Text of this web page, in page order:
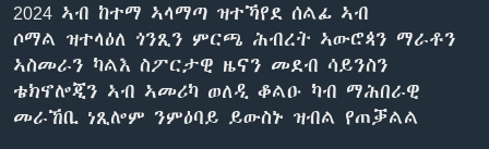
2024 ኣብ ከተማ ኣላማጣ ዝተኻየደ ሰልፊ ኣብ
ሶማል ዝተላዕለ ጎንጺን ምርጫ ሕብረት ኣውሮጳን ማራቶን
ኣስመራን ካልእ ስፖርታዊ ዜናን መደብ ሳይንስን
ቴክኖሎጂን ኣብ ኣመሪካ ወለዲ ቆልዑ ካብ ማሕበራዊ
መራኸቢ ነጺሎም ንምዕባይ ይውስኑ ዝብል የጠቓልል